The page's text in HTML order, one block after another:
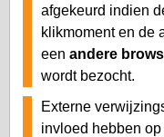
afgekeurd indien
klikmoment en de
een andere
wordt bezocht.
Externe
invloed hebben